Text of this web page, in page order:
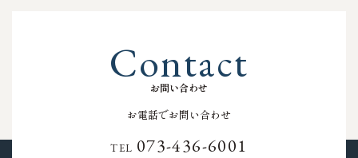
お問い合わせ
Contact
お電話でお問い合わせ
TEL 073-436-6001